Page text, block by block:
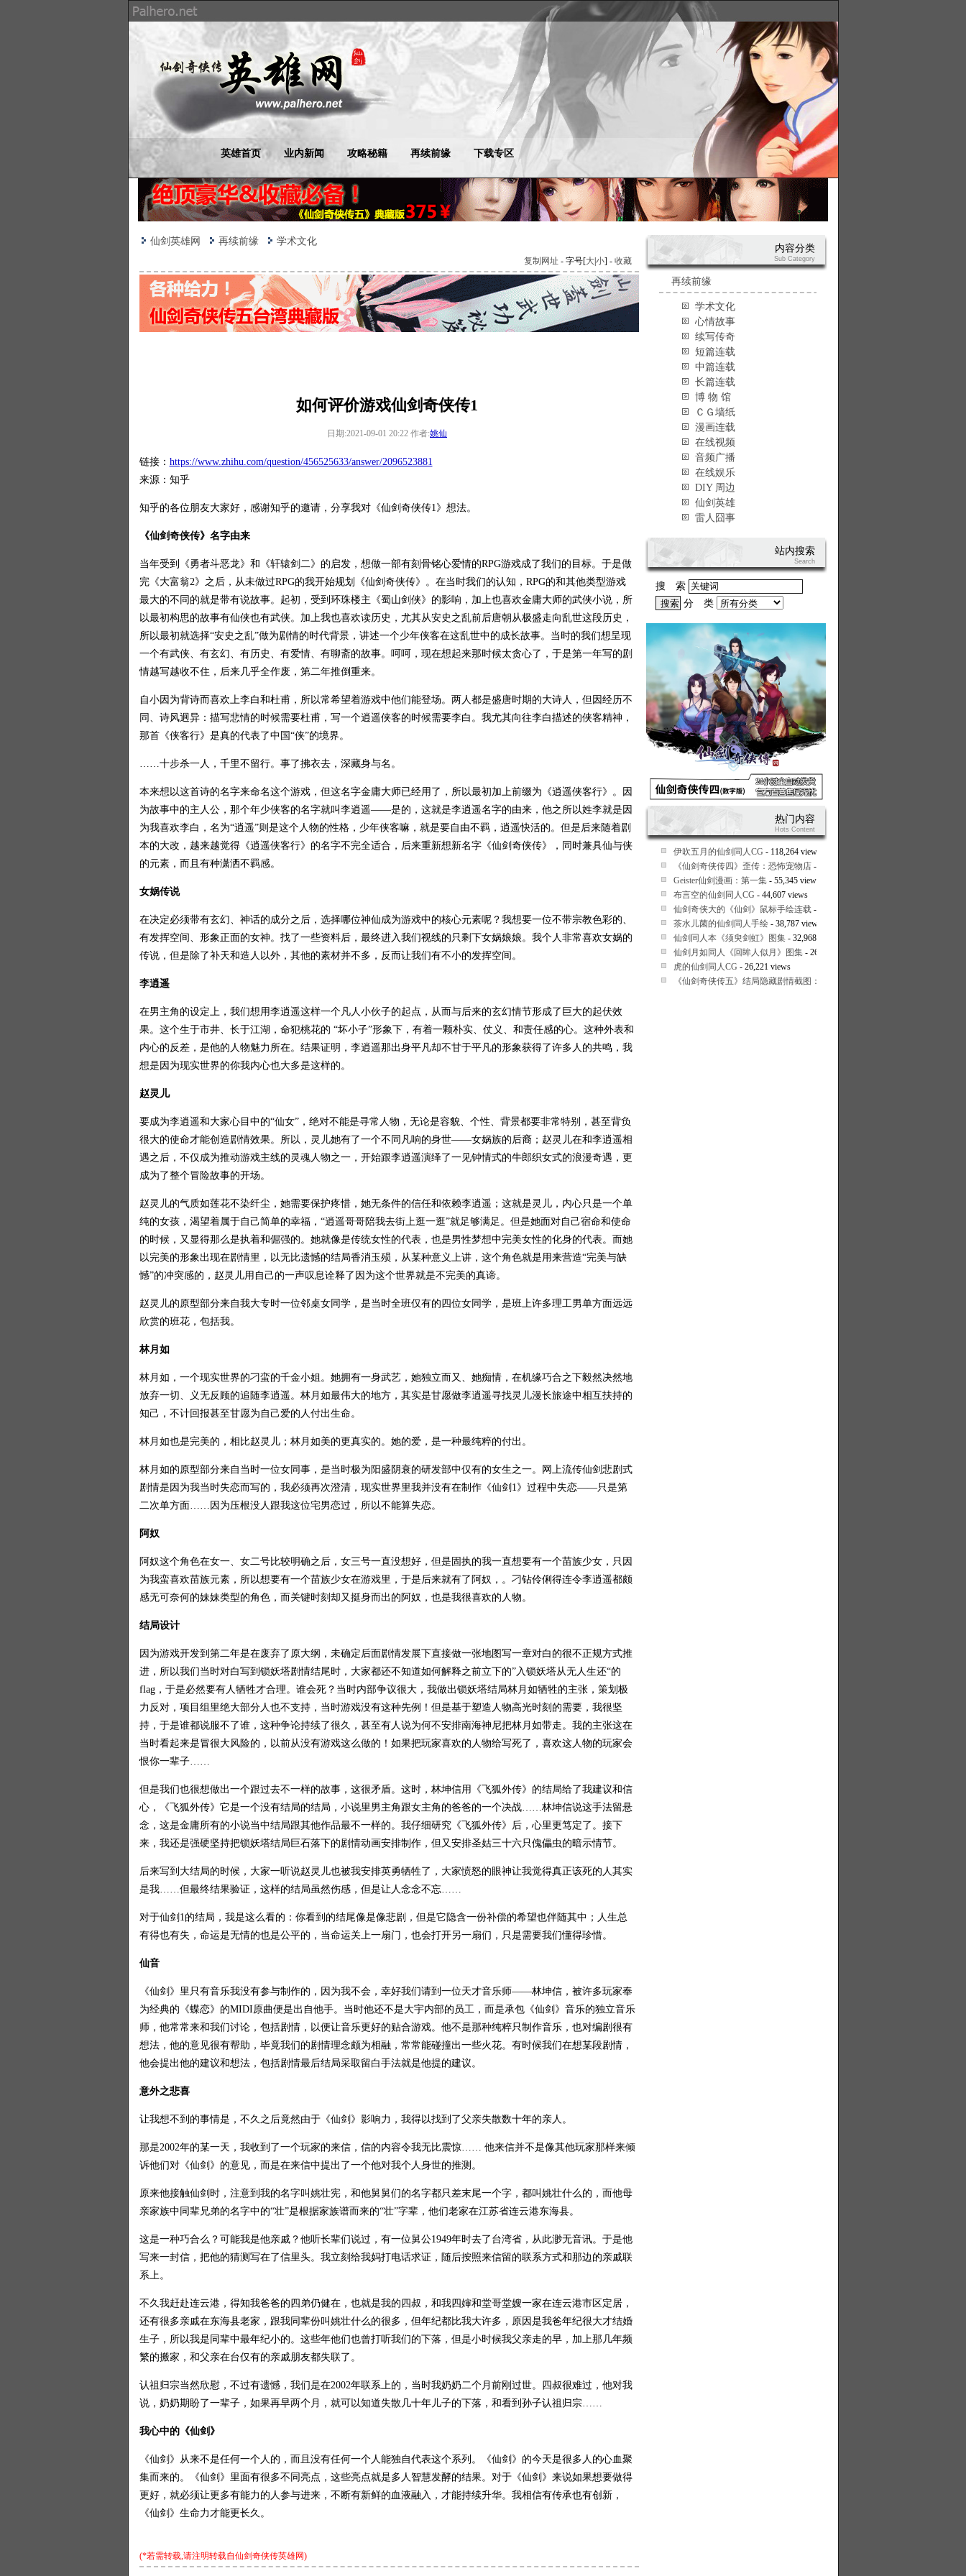
英雄首页 业内新闻 攻略秘籍 再续前缘 下载专区
仙剑英雄网 再续前缘 学术文化
复制网址 - 字号[大|小] - 收藏
如何评价游戏仙剑奇侠传1
日期:2021-09-01 20:22 作者:姚仙
链接： https://www.zhihu.com/question/456525633/answer/2096523881
来源：知乎
知乎的各位朋友大家好，感谢知乎的邀请，分享我对《仙剑奇侠传1》想法。
《仙剑奇侠传》名字由来
当年受到《勇者斗恶龙》和《轩辕剑二》的启发，想做一部有刻骨铭心爱情的RPG游戏成了我们的目标。于是做
完《大富翁2》之后，从未做过RPG的我开始规划《仙剑奇侠传》。在当时我们的认知，RPG的和其他类型游戏
最大的不同的就是带有说故事。起初，受到环珠楼主《蜀山剑侠》的影响，加上也喜欢金庸大师的武侠小说，所
以最初构思的故事有仙侠也有武侠。加上我也喜欢读历史，尤其从安史之乱前后唐朝从极盛走向乱世这段历史，
所以最初就选择“安史之乱”做为剧情的时代背景，讲述一个少年侠客在这乱世中的成长故事。当时的我们想呈现
一个有武侠、有玄幻、有历史、有爱情、有聊斋的故事。呵呵，现在想起来那时候太贪心了，于是第一年写的剧
情越写越收不住，后来几乎全作废，第二年推倒重来。
自小因为背诗而喜欢上李白和杜甫，所以常希望着游戏中他们能登场。两人都是盛唐时期的大诗人，但因经历不
同、诗风迥异：描写悲情的时候需要杜甫，写一个逍遥侠客的时候需要李白。我尤其向往李白描述的侠客精神，
那首《侠客行》是真的代表了中国“侠”的境界。
……十步杀一人，千里不留行。事了拂衣去，深藏身与名。
本来想以这首诗的名字来命名这个游戏，但这名字金庸大师已经用了，所以最初加上前缀为《逍遥侠客行》。因
为故事中的主人公，那个年少侠客的名字就叫李逍遥——是的，这就是李逍遥名字的由来，他之所以姓李就是因
为我喜欢李白，名为“逍遥”则是这个人物的性格，少年侠客嘛，就是要自由不羁，逍遥快活的。但是后来随着剧
本的大改，越来越觉得《逍遥侠客行》的名字不完全适合，后来重新想新名字《仙剑奇侠传》，同时兼具仙与侠
的元素，而且有种潇洒不羁感。
女娲传说
在决定必须带有玄幻、神话的成分之后，选择哪位神仙成为游戏中的核心元素呢？我想要一位不带宗教色彩的、
有发挥空间、形象正面的女神。找了一些资料后，最终进入我们视线的只剩下女娲娘娘。我个人非常喜欢女娲的
传说，但是除了补天和造人以外，其他的素材并不多，反而让我们有不小的发挥空间。
李逍遥
在男主角的设定上，我们想用李逍遥这样一个凡人小伙子的起点，从而与后来的玄幻情节形成了巨大的起伏效
果。这个生于市井、长于江湖，命犯桃花的 “坏小子”形象下，有着一颗朴实、仗义、和责任感的心。这种外表和
内心的反差，是他的人物魅力所在。结果证明，李逍遥那出身平凡却不甘于平凡的形象获得了许多人的共鸣，我
想是因为现实世界的你我内心也大多是这样的。
赵灵儿
要成为李逍遥和大家心目中的“仙女”，绝对不能是寻常人物，无论是容貌、个性、背景都要非常特别，甚至背负
很大的使命才能创造剧情效果。所以，灵儿她有了一个不同凡响的身世——女娲族的后裔；赵灵儿在和李逍遥相
遇之后，不仅成为推动游戏主线的灵魂人物之一，开始跟李逍遥演绎了一见钟情式的牛郎织女式的浪漫奇遇，更
成为了整个冒险故事的开场。
赵灵儿的气质如莲花不染纤尘，她需要保护疼惜，她无条件的信任和依赖李逍遥；这就是灵儿，内心只是一个单
纯的女孩，渴望着属于自己简单的幸福，“逍遥哥哥陪我去街上逛一逛”就足够满足。但是她面对自己宿命和使命
的时候，又显得那么是执着和倔强的。她就像是传统女性的代表，也是男性梦想中完美女性的化身的代表。而她
以完美的形象出现在剧情里，以无比遗憾的结局香消玉殒，从某种意义上讲，这个角色就是用来营造“完美与缺
憾”的冲突感的，赵灵儿用自己的一声叹息诠释了因为这个世界就是不完美的真谛。
赵灵儿的原型部分来自我大专时一位邻桌女同学，是当时全班仅有的四位女同学，是班上许多理工男单方面远远
欣赏的班花，包括我。
林月如
林月如，一个现实世界的刁蛮的千金小姐。她拥有一身武艺，她独立而又、她痴情，在机缘巧合之下毅然决然地
放弃一切、义无反顾的追随李逍遥。林月如最伟大的地方，其实是甘愿做李逍遥寻找灵儿漫长旅途中相互扶持的
知己，不计回报甚至甘愿为自己爱的人付出生命。
林月如也是完美的，相比赵灵儿；林月如美的更真实的。她的爱，是一种最纯粹的付出。
林月如的原型部分来自当时一位女同事，是当时极为阳盛阴衰的研发部中仅有的女生之一。网上流传仙剑悲剧式
剧情是因为我当时失恋而写的，我必须再次澄清，现实世界里我并没有在制作《仙剑1》过程中失恋——只是第
二次单方面……因为压根没人跟我这位宅男恋过，所以不能算失恋。
阿奴
阿奴这个角色在女一、女二号比较明确之后，女三号一直没想好，但是固执的我一直想要有一个苗族少女，只因
为我蛮喜欢苗族元素，所以想要有一个苗族少女在游戏里，于是后来就有了阿奴，。刁钻伶俐得连令李逍遥都颇
感无可奈何的妹妹类型的角色，而关键时刻却又挺身而出的阿奴，也是我很喜欢的人物。
结局设计
因为游戏开发到第二年是在废弃了原大纲，未确定后面剧情发展下直接做一张地图写一章对白的很不正规方式推
进，所以我们当时对白写到锁妖塔剧情结尾时，大家都还不知道如何解释之前立下的”入锁妖塔从无人生还“的
flag，于是必然要有人牺牲才合理。谁会死？当时内部争议很大，我做出锁妖塔结局林月如牺牲的主张，策划极
力反对，项目组里绝大部分人也不支持，当时游戏没有这种先例！但是基于塑造人物高光时刻的需要，我很坚
持，于是谁都说服不了谁，这种争论持续了很久，甚至有人说为何不安排南海神尼把林月如带走。我的主张这在
当时看起来是冒很大风险的，以前从没有游戏这么做的！如果把玩家喜欢的人物给写死了，喜欢这人物的玩家会
恨你一辈子……
但是我们也很想做出一个跟过去不一样的故事，这很矛盾。这时，林坤信用《飞狐外传》的结局给了我建议和信
心，《飞狐外传》它是一个没有结局的结局，小说里男主角跟女主角的爸爸的一个决战……林坤信说这手法留悬
念，这是金庸所有的小说当中结局跟其他作品最不一样的。我仔细研究《飞狐外传》后，心里更笃定了。接下
来，我还是强硬坚持把锁妖塔结局巨石落下的剧情动画安排制作，但又安排圣姑三十六只傀儡虫的暗示情节。
后来写到大结局的时候，大家一听说赵灵儿也被我安排英勇牺牲了，大家愤怒的眼神让我觉得真正该死的人其实
是我……但最终结果验证，这样的结局虽然伤感，但是让人念念不忘……
对于仙剑1的结局，我是这么看的：你看到的结尾像是像悲剧，但是它隐含一份补偿的希望也伴随其中；人生总
有得也有失，命运是无情的也是公平的，当命运关上一扇门，也会打开另一扇们，只是需要我们懂得珍惜。
仙音
《仙剑》里只有音乐我没有参与制作的，因为我不会，幸好我们请到一位天才音乐师——林坤信，被许多玩家奉
为经典的《蝶恋》的MIDI原曲便是出自他手。当时他还不是大宇内部的员工，而是承包《仙剑》音乐的独立音乐
师，他常常来和我们讨论，包括剧情，以便让音乐更好的贴合游戏。他不是那种纯粹只制作音乐，也对编剧很有
想法，他的意见很有帮助，毕竟我们的剧情理念颇为相融，常常能碰撞出一些火花。有时候我们在想某段剧情，
他会提出他的建议和想法，包括剧情最后结局采取留白手法就是他提的建议。
意外之悲喜
让我想不到的事情是，不久之后竟然由于《仙剑》影响力，我得以找到了父亲失散数十年的亲人。
那是2002年的某一天，我收到了一个玩家的来信，信的内容令我无比震惊…… 他来信并不是像其他玩家那样来倾
诉他们对《仙剑》的意见，而是在来信中提出了一个他对我个人身世的推测。
原来他接触仙剑时，注意到我的名字叫姚壮宪，和他舅舅们的名字都只差末尾一个字，都叫姚壮什么的，而他母
亲家族中同辈兄弟的名字中的“壮”是根据家族谱而来的“壮”字辈，他们老家在江苏省连云港东海县。
这是一种巧合么？可能我是他亲戚？他听长辈们说过，有一位舅公1949年时去了台湾省，从此渺无音讯。于是他
写来一封信，把他的猜测写在了信里头。我立刻给我妈打电话求证，随后按照来信留的联系方式和那边的亲戚联
系上。
不久我赶赴连云港，得知我爸爸的四弟仍健在，也就是我的四叔，和我四婶和堂哥堂嫂一家在连云港市区定居，
还有很多亲戚在东海县老家，跟我同辈份叫姚壮什么的很多，但年纪都比我大许多，原因是我爸年纪很大才结婚
生子，所以我是同辈中最年纪小的。这些年他们也曾打听我们的下落，但是小时候我父亲走的早，加上那几年频
繁的搬家，和父亲在台仅有的亲戚朋友都失联了。
认祖归宗当然欣慰，不过有遗憾，我们是在2002年联系上的，当时我奶奶二个月前刚过世。四叔很难过，他对我
说，奶奶期盼了一辈子，如果再早两个月，就可以知道失散几十年儿子的下落，和看到孙子认祖归宗……
我心中的《仙剑》
《仙剑》从来不是任何一个人的，而且没有任何一个人能独自代表这个系列。《仙剑》的今天是很多人的心血聚
集而来的。《仙剑》里面有很多不同亮点，这些亮点就是多人智慧发酵的结果。对于《仙剑》来说如果想要做得
更好，就必须让更多有能力的人参与进来，不断有新鲜的血液融入，才能持续升华。我相信有传承也有创新，
《仙剑》生命力才能更长久。
(*若需转载,请注明转载自仙剑奇侠传英雄网)
内容分类
Sub Category
再续前缘
学术文化
心情故事
续写传奇
短篇连载
中篇连载
长篇连载
博 物 馆
ＣＧ墙纸
漫画连载
在线视频
音频广播
在线娱乐
DIY 周边
仙剑英雄
雷人囧事
站内搜索
Search
搜 索
分 类
热门内容
Hots Content
伊吹五月的仙剑同人CG - 118,264 views
《仙剑奇侠传四》歪传：恐怖宠物店- 58,809 views
Geister仙剑漫画：第一集- 55,345 views
布言空的仙剑同人CG - 44,607 views
仙剑奇侠大的《仙剑》鼠标手绘连载 - 41,439 views
茶水儿菌的仙剑同人手绘- 38,787 views
仙剑同人本《须臾剑虹》图集- 32,968 views
仙剑月如同人《回眸人似月》图集- 26,600 views
虎的仙剑同人CG - 26,221 views
《仙剑奇侠传五》结局隐藏剧情截图：龙幽